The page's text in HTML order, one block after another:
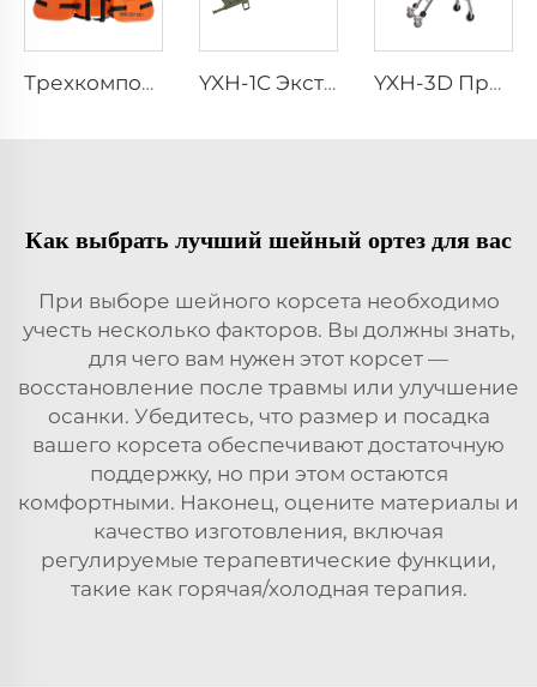
Трехкомпонентный рабочий спасательный жилет для взрослых YXH-1C Экстренный Прочный Алюминиевый Складной Носилки YXH-3D Профессиональные Спасательные Носилки для Скорой Помощи и Больничная Кровать
Как выбрать лучший шейный ортез для вас
При выборе шейного корсета необходимо
учесть несколько факторов. Вы должны знать,
для чего вам нужен этот корсет —
восстановление после травмы или улучшение
осанки. Убедитесь, что размер и посадка
вашего корсета обеспечивают достаточную
поддержку, но при этом остаются
комфортными. Наконец, оцените материалы и
качество изготовления, включая
регулируемые терапевтические функции,
такие как горячая/холодная терапия.